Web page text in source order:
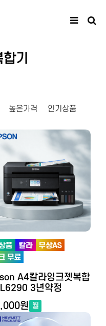
기
높은가격 인기상품
A4칼라잉크젯복합
3년약정
원 월